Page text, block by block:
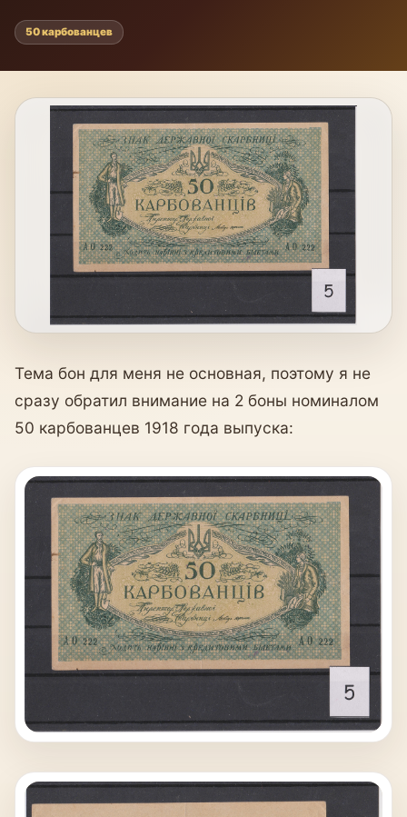
50 карбованцев
Тема бон для меня не основная, поэтому я не
сразу обратил внимание на 2 боны номиналом
50 карбованцев 1918 года выпуска: